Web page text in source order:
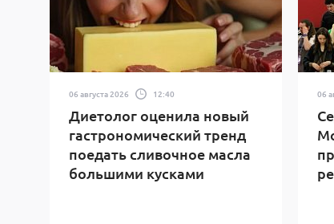
06 августа 2026 12:40
Диетолог оценила новый
гастрономический тренд
поедать сливочное масла
большими кусками
06